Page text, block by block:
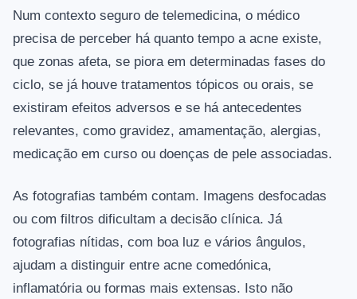
Num contexto seguro de telemedicina, o médico
precisa de perceber há quanto tempo a acne existe,
que zonas afeta, se piora em determinadas fases do
ciclo, se já houve tratamentos tópicos ou orais, se
existiram efeitos adversos e se há antecedentes
relevantes, como gravidez, amamentação, alergias,
medicação em curso ou doenças de pele associadas.
As fotografias também contam. Imagens desfocadas
ou com filtros dificultam a decisão clínica. Já
fotografias nítidas, com boa luz e vários ângulos,
ajudam a distinguir entre acne comedónica,
inflamatória ou formas mais extensas. Isto não